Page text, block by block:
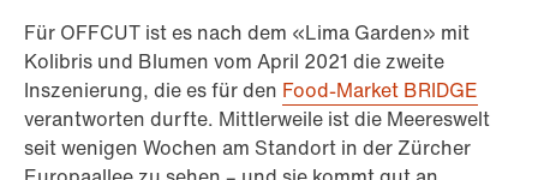
Für OFFCUT ist es nach dem «Lima Garden» mit
Kolibris und Blumen vom April 2021 die zweite
Inszenierung, die es für den Food-Market BRIDGE
verantworten durfte. Mittlerweile ist die Meereswelt
seit wenigen Wochen am Standort in der Zürcher